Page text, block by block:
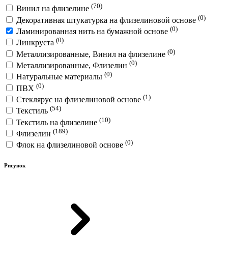
Винил на флизелине (70)
Декоративная штукатурка на флизелиновой основе (0)
Ламинированная нить на бумажной основе (0)
Линкруста (0)
Металлизированные, Винил на флизелине (0)
Металлизированные, Флизелин (0)
Натуральные материалы (0)
ПВХ (0)
Стеклярус на флизелиновой основе (1)
Текстиль (54)
Текстиль на флизелине (10)
Флизелин (189)
Флок на флизелиновой основе (0)
Рисунок